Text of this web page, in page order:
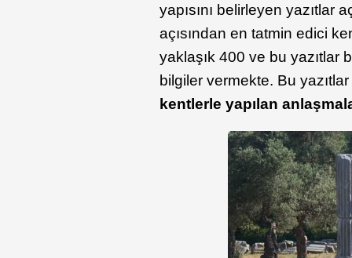
yapısını belirleyen yazıtlar
açısından en tatmin edici
yaklaşık 400 ve bu yazıtlar
bilgiler vermekte. Bu yazıtlar
kentlerle yapılan